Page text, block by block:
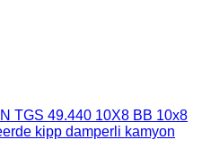
TGS 49.440 10X8 BB 10x8
kipp damperli kamyon